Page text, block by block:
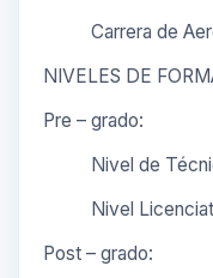
Carrera de
NIVELES DE
Pre – grado:
Nivel de
Nivel
Post – grado: